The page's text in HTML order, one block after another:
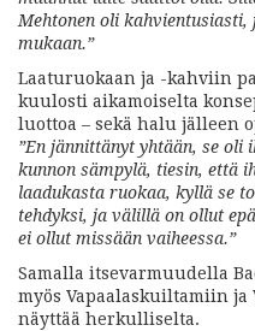
Mehtonen oli
mukaan.”
Laaturuokaan ja -kahviin
kuulosti aikamoiselta
luottoa – sekä halu jälleen
”En jännittänyt yhtään, se oli
kunnon sämpylä, tiesin, että
laadukasta ruokaa, kyllä se
tehdyksi, ja välillä on ollut
ei ollut missään vaiheessa.”
Samalla itsevarmuudella
myös Vapaalaskuiltamiin
näyttää herkulliselta.